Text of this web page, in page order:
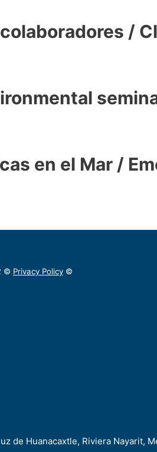
/
en el Mar /
© Privacy Policy ©
de Huanacaxtle, Riviera Nayarit,